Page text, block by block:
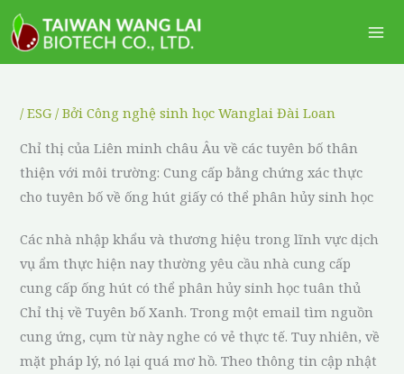
Nhảy
tới
nội
/ESG / BởiCông nghệ sinh học Wanglai Đài Loan
Chỉ thị của Liên minh châu Âu về các tuyên bố thân
thiện với môi trường: Cung cấp bằng chứng xác thực
cho tuyên bố về ống hút giấy có thể phân hủy sinh học
Các nhà nhập khẩu và thương hiệu trong lĩnh vực dịch
vụ ẩm thực hiện nay thường yêu cầu nhà cung cấp
cung cấp ống hút có thể phân hủy sinh học tuân thủ
Chỉ thị về Tuyên bố Xanh. Trong một email tìm nguồn
cung ứng, cụm từ này nghe có vẻ thực tế. Tuy nhiên, về
mặt pháp lý, nó lại quá mơ hồ. Theo thông tin cập nhật